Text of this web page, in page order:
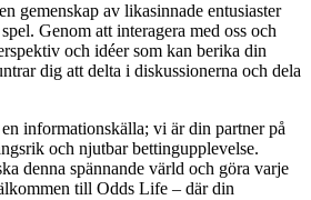
gemenskap av likasinnade entusiaster
Genom att interagera med oss och
och idéer som kan berika din
dig att delta i diskussionerna och dela
informationskälla; vi är din partner på
och njutbar bettingupplevelse.
denna spännande värld och göra varje
till Odds Life – där din